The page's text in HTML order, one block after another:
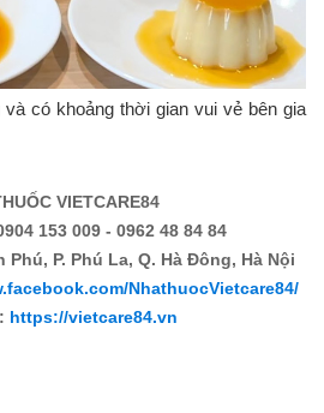
có khoảng thời gian vui vẻ bên gia
VIETCARE84
153 009 - 0962 48 84 84
P. Phú La, Q. Hà Đông, Hà Nội
NhathuocVietcare84/
https://vietcare84.vn